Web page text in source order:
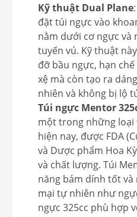
Kỹ thuật Dual Plane
đặt túi ngực vào
nằm dưới cơ ngực
tuyến vú. Kỹ thuật
đỡ bầu ngực, hạn
xệ mà còn tạo ra
nhiên và không bị lộ
Túi ngực Mentor
một trong những loại
hiện nay, được FDA
và Dược phẩm Hoa
và chất lượng. Túi
năng bám dính tốt và
mại tự nhiên như
ngực 325cc phù hợp